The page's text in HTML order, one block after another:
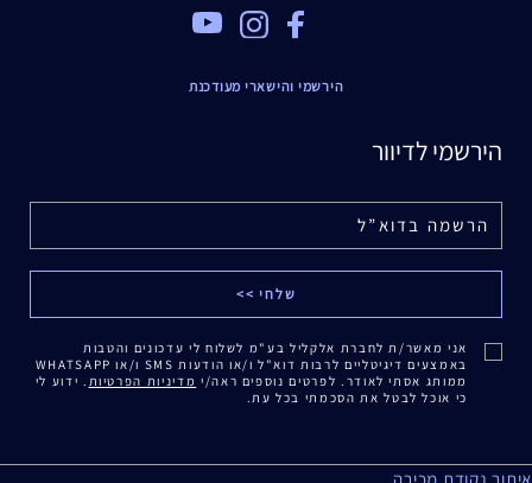
Facebook
הירשמי והישארי מעודכנת
הירשמי לדיוור
אני מאשר/ת לחברת אלקליל בע"מ לשלוח לי עדכונים והטבות
באמצעים דיגיטליים לרבות דוא"ל ו/או הודעות SMS ו/או WHATSAPP
ממותג אסתי לאודר. לפרטים נוספים ראה/י מדיניות הפרטיות . ידוע לי
כי אוכל לבטל את הסכמתי בכל עת.